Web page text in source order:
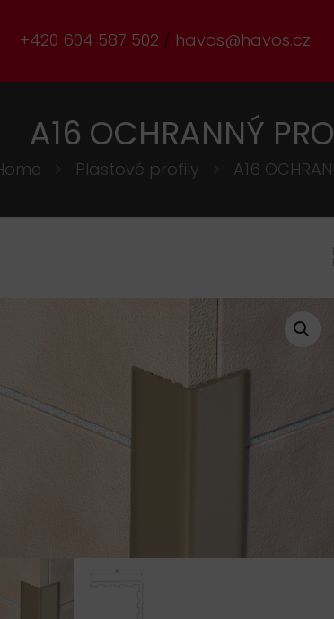
+420 604 587 502 havos@havos.cz
A16 OCHRANNÝ
Plastové profily A16